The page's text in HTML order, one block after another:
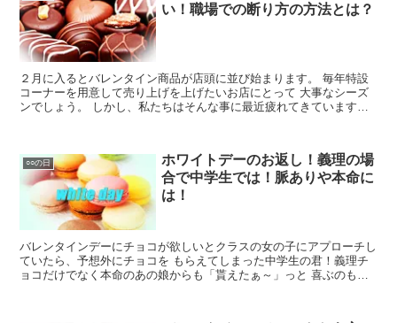
い！職場での断り方の方法とは？
２月に入るとバレンタイン商品が店頭に並び始まります。 毎年特設
コーナーを用意して売り上げを上げたいお店にとって 大事なシーズ
ンでしょう。 しかし、私たちはそんな事に最近疲れてきています。
○○の日
ホワイトデーのお返し！義理の場
合で中学生では！脈ありや本命に
は！
バレンタインデーにチョコが欲しいとクラスの女の子にアプローチし
ていたら、予想外にチョコを もらえてしまった中学生の君！義理チ
ョコだけでなく本命のあの娘からも「貰えたぁ～」っと 喜ぶのも束